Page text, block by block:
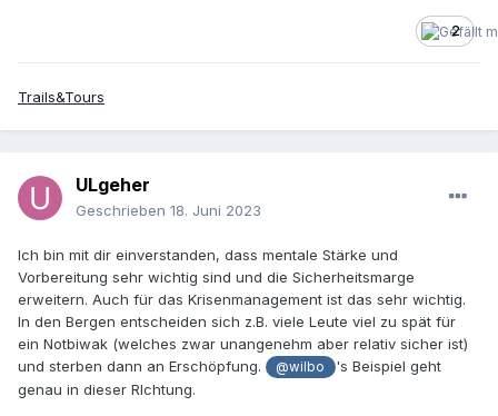
2
Trails&Tours
ULgeher
Geschrieben 18. Juni 2023
Ich bin mit dir einverstanden, dass mentale Stärke und
Vorbereitung sehr wichtig sind und die Sicherheitsmarge
erweitern. Auch für das Krisenmanagement ist das sehr wichtig.
In den Bergen entscheiden sich z.B. viele Leute viel zu spät für
ein Notbiwak (welches zwar unangenehm aber relativ sicher ist)
und sterben dann an Erschöpfung.
@wilbo
's Beispiel geht
genau in dieser RIchtung.